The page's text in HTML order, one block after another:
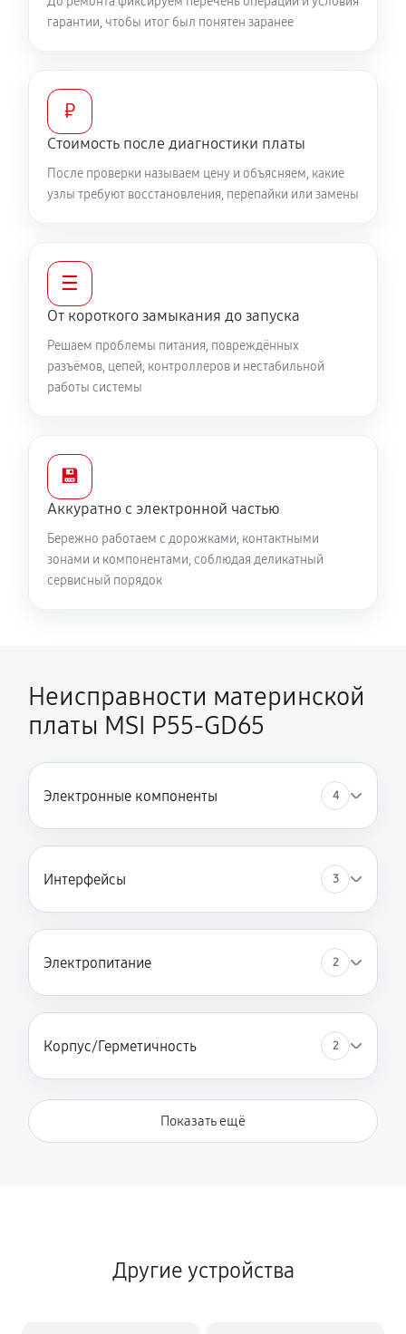
гарантии, чтобы итог был понятен заранее
₽
Стоимость после диагностики платы
После проверки называем цену и объясняем, какие
узлы требуют восстановления, перепайки или замены
☰
От короткого замыкания до запуска
Решаем проблемы питания, повреждённых
разъёмов, цепей, контроллеров и нестабильной
работы системы
💾
Аккуратно с электронной частью
Бережно работаем с дорожками, контактными
зонами и компонентами, соблюдая деликатный
сервисный порядок
Неисправности материнской
платы MSI P55-GD65
Электронные компоненты 4
Интерфейсы 3
Электропитание 2
Корпус/Герметичность 2
Показать ещё
Другие устройства